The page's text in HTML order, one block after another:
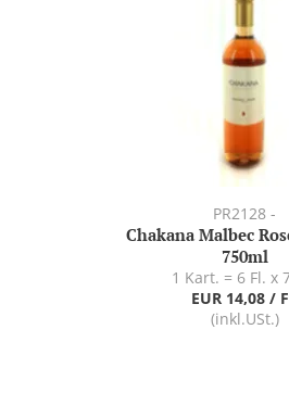
PR2128 -
Chakana Malbec
750ml
1 Kart. = 6 Fl. x
EUR 14,08 /
(inkl.USt.)